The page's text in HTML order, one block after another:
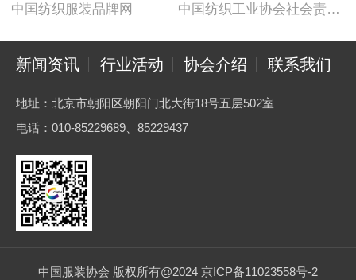
中国纺织服装品牌网
中国纺织工业协会社会责任建设推广委员会
新闻资讯 行业活动 协会介绍 联系我们
地址：北京市朝阳区朝阳门北大街18号五层502室
电话：010-85229689、85229437
中国服装协会 版权所有@2024 京ICP备11023558号-2